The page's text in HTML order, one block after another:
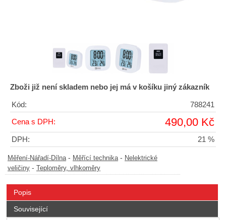
Zboži již není skladem nebo jej má v košíku jiný zákazník
Kód: 788241
Cena s DPH: 490,00 Kč
DPH: 21 %
Měření-Nářadí-Dílna- Měřící technika- Nelektrické
veličiny - Teploměry, vlhkoměry
Popis
Související